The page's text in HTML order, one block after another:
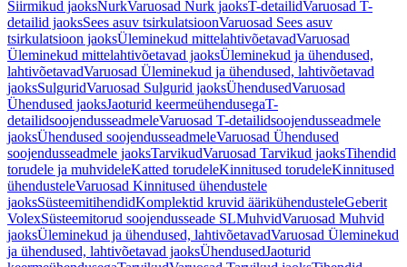
Siirmikud jaoksNurkVaruosad Nurk jaoksT-detailidVaruosad T-
detailid jaoksSees asuv tsirkulatsioonVaruosad Sees asuv
tsirkulatsioon jaoksÜleminekud mittelahtivõetavadVaruosad
Üleminekud mittelahtivõetavad jaoksÜleminekud ja ühendused,
lahtivõetavadVaruosad Üleminekud ja ühendused, lahtivõetavad
jaoksSulguridVaruosad Sulgurid jaoksÜhendusedVaruosad
Ühendused jaoksJaoturid keermeühendusegaT-
detailidsoojendusseadmeleVaruosad T-detailidsoojendusseadmele
jaoksÜhendused soojendusseadmeleVaruosad Ühendused
soojendusseadmele jaoksTarvikudVaruosad Tarvikud jaoksTihendid
torudele ja muhvideleKatted torudeleKinnitused torudeleKinnitused
ühendusteleVaruosad Kinnitused ühendustele
jaoksSüsteemitihendidKomplektid kruvid äärikühendusteleGeberit
VolexSüsteemitorud soojendusseade SLMuhvidVaruosad Muhvid
jaoksÜleminekud ja ühendused, lahtivõetavadVaruosad Üleminekud
ja ühendused, lahtivõetavad jaoksÜhendusedJaoturid